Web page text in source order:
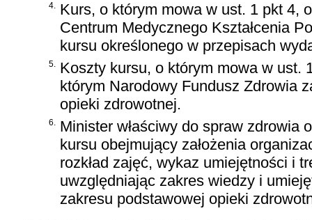
4. Kurs, o którym mowa w ust. 1 pkt 4,
Centrum Medycznego Kształcenia
kursu określonego w przepisach
5. Koszty kursu, o którym mowa w ust.
którym Narodowy Fundusz Zdrowia
opieki zdrowotnej.
6. Minister właściwy do spraw zdrowia
kursu obejmujący założenia
rozkład zajęć, wykaz umiejętności i
uwzględniając zakres wiedzy i
zakresu podstawowej opieki